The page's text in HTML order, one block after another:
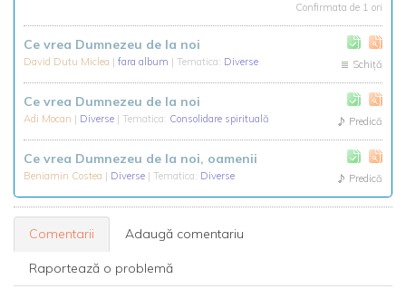
Confirmata de 1 ori
Ce vrea Dumnezeu de la noi
David Dutu Miclea | fara album | Tematica: Diverse Schiță
Ce vrea Dumnezeu de la noi
Adi Mocan | Diverse | Tematica: Consolidare spirituală Predică
Ce vrea Dumnezeu de la noi, oamenii
Beniamin Costea | Diverse | Tematica: Diverse Predică
Comentarii Adaugă comentariu
Raportează o problemă